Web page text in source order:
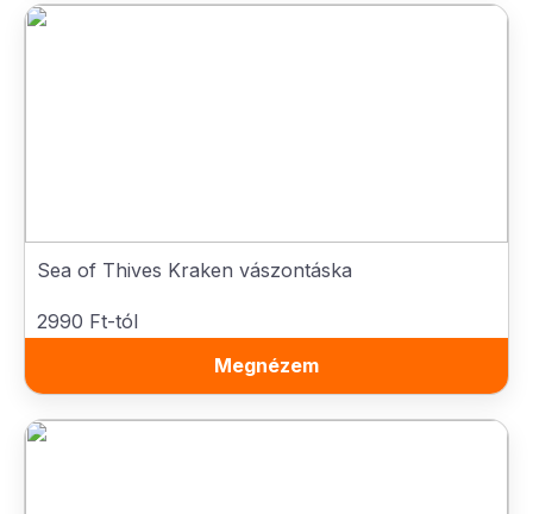
Sea of Thives Kraken vászontáska
2990 Ft-tól
Megnézem